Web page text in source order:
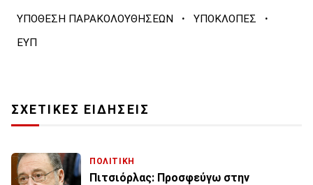
ΥΠΟΘΕΣΗ ΠΑΡΑΚΟΛΟΥΘΗΣΕΩΝ · ΥΠΟΚΛΟΠΕΣ ·
ΕΥΠ
ΣΧΕΤΙΚΕΣ ΕΙΔΗΣΕΙΣ
ΠΟΛΙΤΙΚΗ
Πιτσιόρλας: Προσφεύγω στην